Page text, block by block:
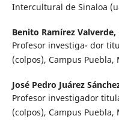
Intercultural de Sinaloa
Benito Ramírez Valverde,
Profesor investiga- dor
(colpos), Campus Puebla,
José Pedro Juárez
Profesor investigador
(colpos), Campus Puebla,